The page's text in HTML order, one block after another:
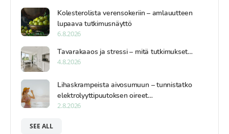
Kolesterolista verensokeriin – amlauutteen
lupaava tutkimusnäyttö
6.8.2026
Tavarakaaos ja stressi – mitä tutkimukset…
4.8.2026
Lihaskrampeista aivosumuun – tunnistatko
elektrolyyttipuutoksen oireet…
2.8.2026
SEE ALL